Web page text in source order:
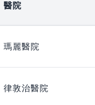
醫院
瑪麗醫院
律敦治醫院